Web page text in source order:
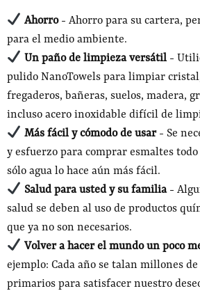
Ahorro- Ahorro para su cartera,
para el medio ambiente.
Un paño de limpieza versátil-
pulido NanoTowels para limpiar
fregaderos, bañeras, suelos, madera,
incluso acero inoxidable difícil de
Más fácil y cómodo de usar- Se
y esfuerzo para comprar esmaltes
sólo agua lo hace aún más fácil.
Salud para usted y su familia-
salud se deben al uso de productos
que ya no son necesarios.
Volver a hacer el mundo un poco
ejemplo: Cada año se talan millones
primarios para satisfacer nuestro